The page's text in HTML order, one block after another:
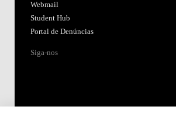
Webmail
Student Hub
Portal de Denúncias
Siga-nos